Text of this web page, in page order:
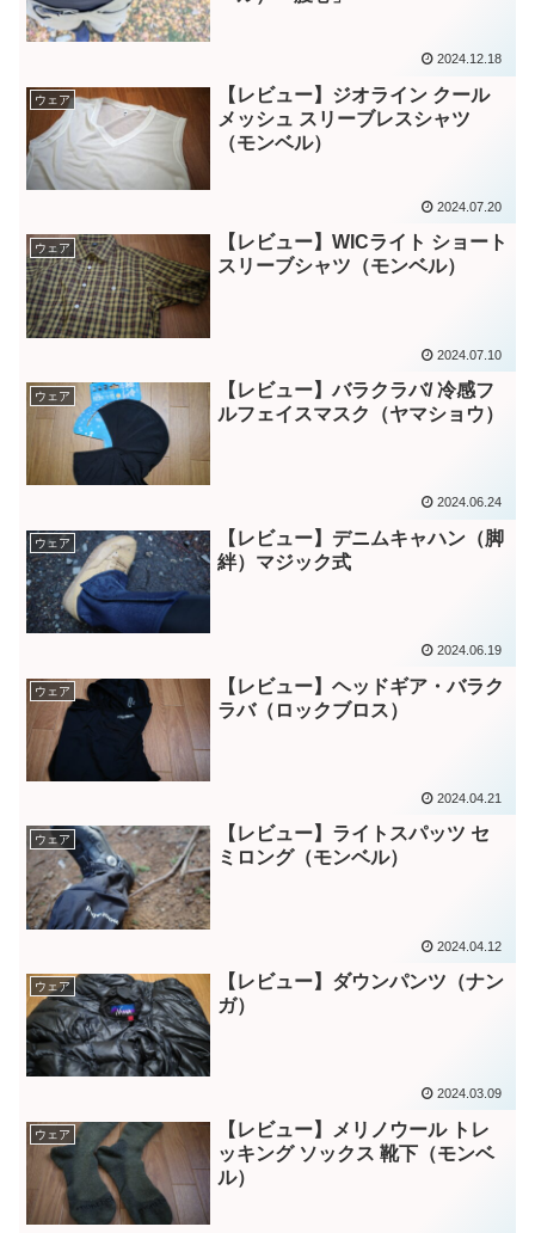
2024.12.18
ウェア
【レビュー】ジオライン クール
メッシュ スリーブレスシャツ
（モンベル）
2024.07.20
ウェア
【レビュー】WICライト ショート
スリーブシャツ（モンベル）
2024.07.10
ウェア
【レビュー】バラクラバ/ 冷感フ
ルフェイスマスク（ヤマショウ）
2024.06.24
ウェア
【レビュー】デニムキャハン（脚
絆）マジック式
2024.06.19
ウェア
【レビュー】ヘッドギア・バラク
ラバ（ロックブロス）
2024.04.21
ウェア
【レビュー】ライトスパッツ セ
ミロング（モンベル）
2024.04.12
ウェア
【レビュー】ダウンパンツ（ナン
ガ）
2024.03.09
ウェア
【レビュー】メリノウール トレ
ッキング ソックス 靴下（モンベ
ル）